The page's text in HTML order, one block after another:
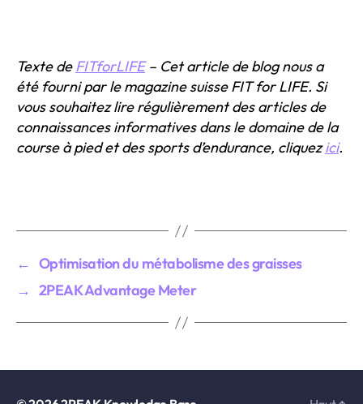
Texte deFITforLIFE– Cet article de blog nous a
été fourni par le magazine suisse FIT for LIFE. Si
vous souhaitez lire régulièrement des articles de
connaissances informatives dans le domaine de la
course à pied et des sports d’endurance, cliquezici.
← Optimisation du métabolisme des graisses
→ 2PEAK Advantage Meter